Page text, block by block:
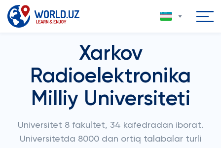
Xarkov
Radioelektronika
Milliy Universiteti
Universitet 8 fakultet, 34 kafedradan iborat.
Universitetda 8000 dan ortiq talabalar turli